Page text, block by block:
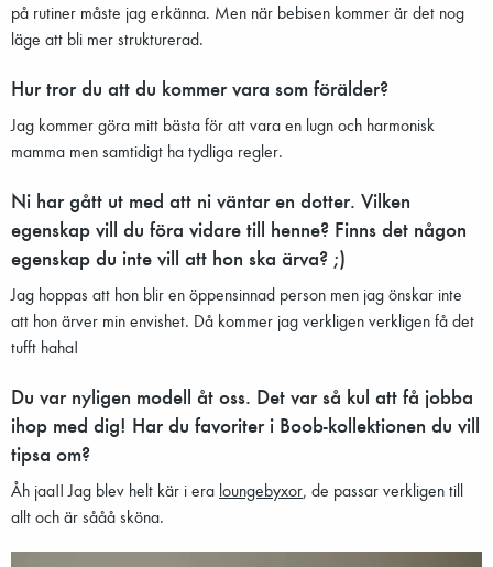
på rutiner måste jag erkänna. Men när bebisen kommer är det nog
läge att bli mer strukturerad.
Hur tror du att du kommer vara som förälder?
Jag kommer göra mitt bästa för att vara en lugn och harmonisk
mamma men samtidigt ha tydliga regler.
Ni har gått ut med att ni väntar en dotter. Vilken
egenskap vill du föra vidare till henne? Finns det någon
egenskap du inte vill att hon ska ärva? ;)
Jag hoppas att hon blir en öppensinnad person men jag önskar inte
att hon ärver min envishet. Då kommer jag verkligen verkligen få det
tufft haha!
Du var nyligen modell åt oss. Det var så kul att få jobba
ihop med dig! Har du favoriter i Boob-kollektionen du vill
tipsa om?
Åh jaa!! Jag blev helt kär i era loungebyxor, de passar verkligen till
allt och är sååå sköna.